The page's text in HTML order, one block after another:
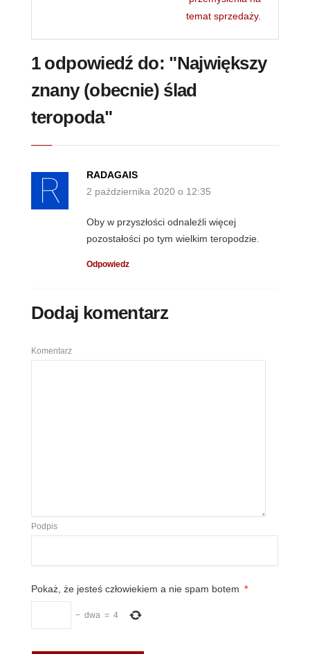
temat sprzedaży.
1 odpowiedź do: "Największy
znany (obecnie) ślad
teropoda"
RADAGAIS
2 października 2020 o 12:35
Oby w przyszłości odnaleźli więcej
pozostałości po tym wielkim teropodzie.
Odpowiedz
Dodaj komentarz
Komentarz
Podpis
Pokaż, że jesteś człowiekiem a nie spam botem *
− dwa = 4